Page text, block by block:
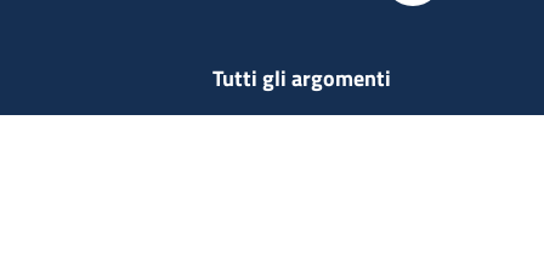
Tutti gli argomenti